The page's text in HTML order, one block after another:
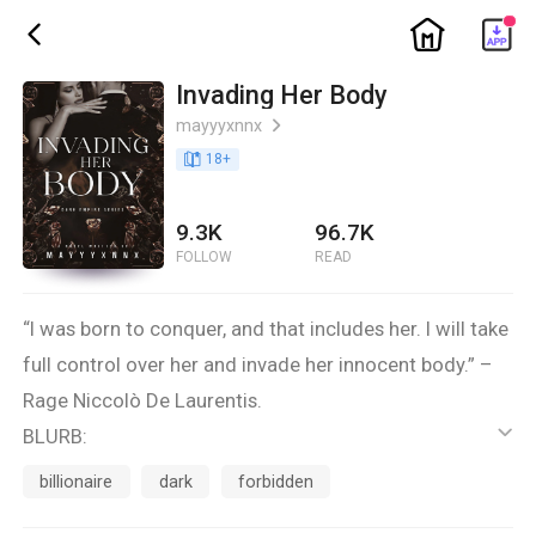
ic_back ic_home
Invading Her Body
mayyyxnnx ic_arrow_right
book_age 18+
9.3K
FOLLOW
96.7K
READ
“I was born to conquer, and that includes her. I will take
full control over her and invade her innocent body.” –
Rage Niccolò De Laurentis.
BLURB:
Isang balita ang gumimbal sa buhay ni Calista Azalea
ic_default
billionaire dark forbidden